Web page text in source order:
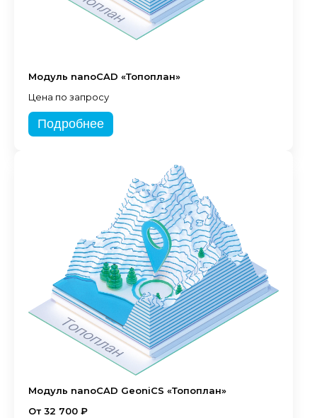
Модуль nanoCAD «Топоплан»
Цена по запросу
Подробнее
Модуль nanoCAD GeoniCS «Топоплан»
От 32 700 ₽